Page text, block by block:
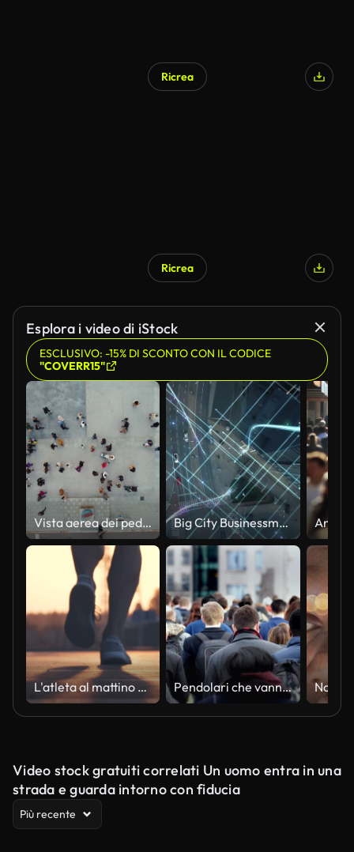
Ricrea
Ricrea
Esplora i video di iStock
ESCLUSIVO: -15% DI SCONTO CON IL CODICE
"COVERR15"
Vista aerea dei pedoni che attraversano Big City Businessman utilizza smartphone, si trova su Crowded Street. Visualizzazione e-commerce delle linee di informazione che volano dal telefono cellulare alla rete digitale globale. Scatto drone aereo zoom dall'alto verso il basso
L'atleta al mattino che fa jogging. Rallentatore Pendolari che vanno al lavoro a piedi. Vista posteriore.
Video stock gratuiti correlati Un uomo entra in una
strada e guarda intorno con fiducia
Più recente